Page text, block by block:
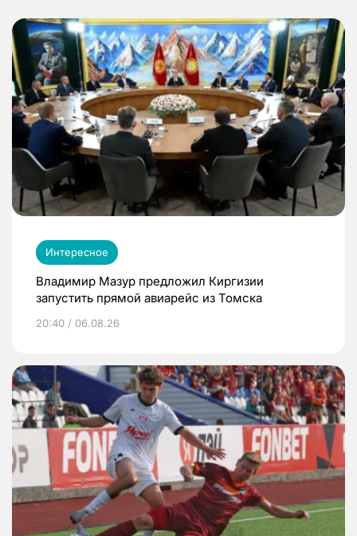
Интересное
Владимир Мазур предложил Киргизии
запустить прямой авиарейс из Томска
20:40 / 06.08.26